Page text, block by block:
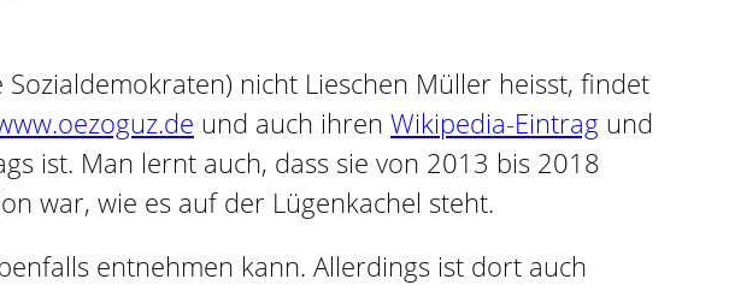
nicht Lieschen Müller heisst, findet
und auch ihren Wikipedia-Eintrag und
ist. Man lernt auch, dass sie von 2013 bis 2018
war, wie es auf der Lügenkachel steht.
entnehmen kann. Allerdings ist dort auch